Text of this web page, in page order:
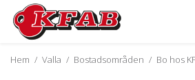
Hoppa
innehåll
Hem / Valla / Bostadsområden / Bo hos